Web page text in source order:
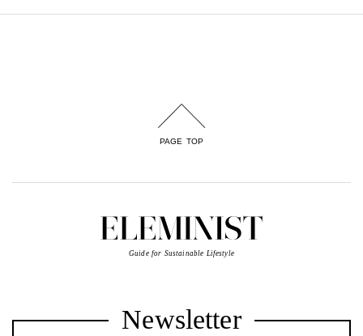
PAGE TOP
Guide for Sustainable Lifestyle
Newsletter